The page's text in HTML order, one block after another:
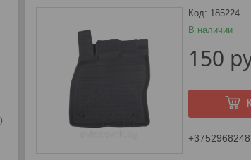
В наличии
Код: 185224
150